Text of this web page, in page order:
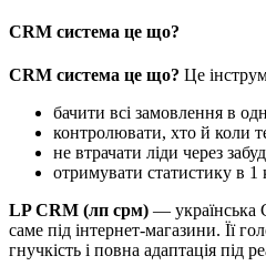
CRM система це що?
CRM система це що? Це
бачити всі замовлення в
контролювати, хто й коли
не втрачати ліди через
отримувати статистику в 1
LP CRM (лп срм) — українська
саме під інтернет-магазини. Її
гнучкість і повна адаптація під